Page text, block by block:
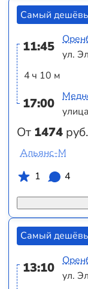
Самый
11:45
4 ч 10 м
17:00
От 1474 руб.
ул.
Альянс-М
1
4
Самый
13:10
ул.